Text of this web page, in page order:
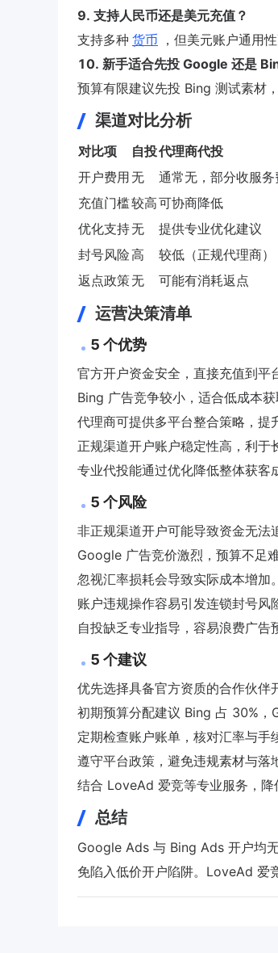
9. 支持人民币还是美元充值？
支持多种 货币 ，但美元账户通用
10. 新手适合先投 Google 还是
预算有限建议先投 Bing 测试素材
渠道对比分析
对比项 自投代理商代投
开户费用无
通常无，部分收服务
充值门槛较高可协商降低
优化支持无
提供专业优化建议
封号风险高
较低（正规代理商）
返点政策无 可能有消耗返点
运营决策清单
5 个优势
官方开户资金安全，直接充值到平
Bing 广告竞争较小，适合低成本获
代理商可提供多平台整合策略，提
正规渠道开户账户稳定性高，利于
专业代投能通过优化降低整体获客
5 个风险
非正规渠道开户可能导致资金无法
Google 广告竞价激烈，预算不足难
忽视汇率损耗会导致实际成本增加。
账户违规操作容易引发连锁封号风
自投缺乏专业指导，容易浪费广告
5 个建议
优先选择具备官方资质的合作伙伴
初期预算分配建议 Bing 占 30%，
定期检查账户账单，核对汇率与手
遵守平台政策，避免违规素材与落
结合 LoveAd 爱竞等专业服务，降
总结
Google Ads 与 Bing Ads 开户均
免陷入低价开户陷阱。LoveAd 爱